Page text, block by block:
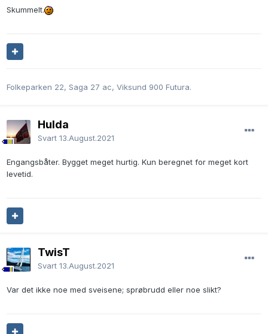
Skummelt.
Folkeparken 22, Saga 27 ac, Viksund 900 Futura.
Hulda
Svart 13.August.2021
Engangsbåter. Bygget meget hurtig. Kun beregnet for meget kort
levetid.
TwisT
Svart 13.August.2021
Var det ikke noe med sveisene; sprøbrudd eller noe slikt?